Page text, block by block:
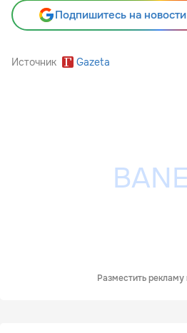
Подпишитесь на
Источник Gazeta
Разместить рекламу